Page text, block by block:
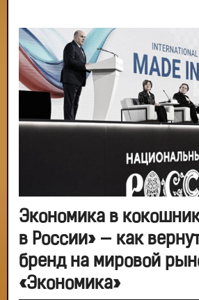
Экономика в
в России» — как
бренд на мировой
«Экономика»